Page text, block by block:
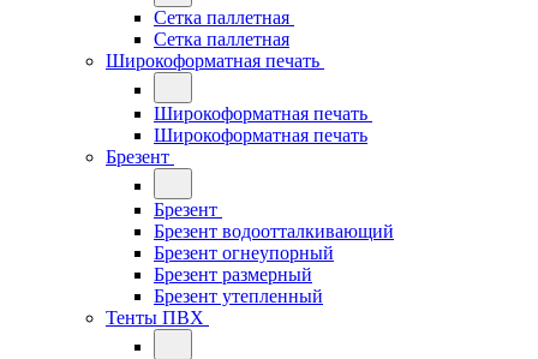
Сетка паллетная
Сетка паллетная
Широкоформатная печать
Широкоформатная печать
Широкоформатная печать
Брезент
Брезент
Брезент водоотталкивающий
Брезент огнеупорный
Брезент размерный
Брезент утепленный
Тенты ПВХ